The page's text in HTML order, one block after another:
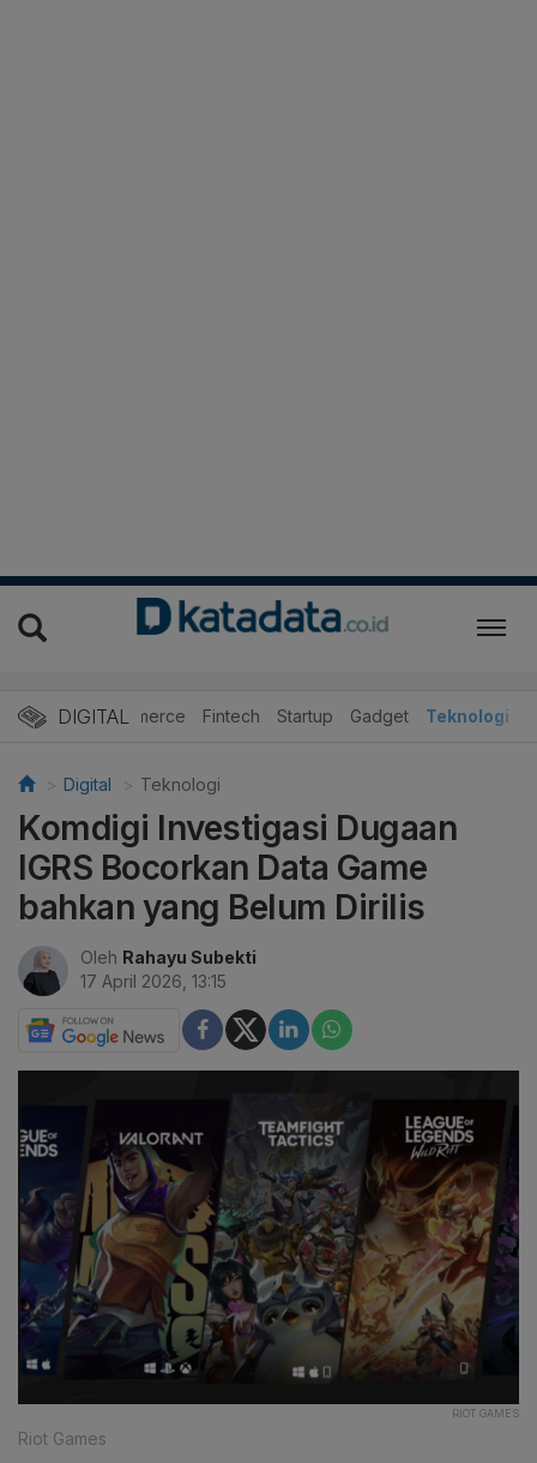
DIGITAL
E-Commerce Fintech Startup Gadget Teknologi
Digital Teknologi
Komdigi Investigasi Dugaan
IGRS Bocorkan Data Game
bahkan yang Belum Dirilis
Oleh Rahayu Subekti
17 April 2026, 13:15
RIOT GAMES
Riot Games